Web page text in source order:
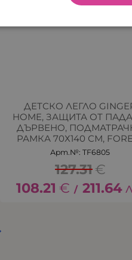
ДЕТСКО ЛЕГЛО
HOME, ЗАЩИТА ОТ
ДЪРВЕНО,
РАМКА 70Х140 СМ,
Арт.№: TF6805
127.31€
108.21 € / 211.64